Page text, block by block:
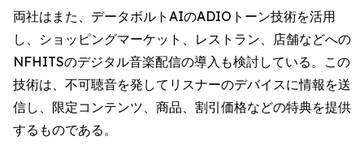
両社はまた、データボルトAIのADIOトーン技術を活用
し、ショッピングマーケット、レストラン、店舗などへの
NFHITSのデジタル音楽配信の導入も検討している。この
技術は、不可聴音を発してリスナーのデバイスに情報を送
信し、限定コンテンツ、商品、割引価格などの特典を提供
するものである。